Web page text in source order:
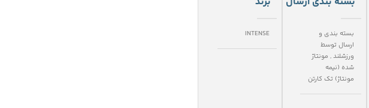
بسته بندی و
ارسال توسط
ورزشلند, مونتاژ
شده (نیمه
مونتاژ) تک کارتن
INTENSE